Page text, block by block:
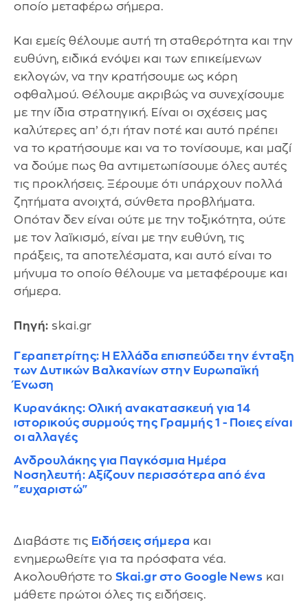
οποίο μεταφέρω σήμερα.
Και εμείς θέλουμε αυτή τη σταθερότητα και την
ευθύνη, ειδικά ενόψει και των επικείμενων
εκλογών, να την κρατήσουμε ως κόρη
οφθαλμού. Θέλουμε ακριβώς να συνεχίσουμε
με την ίδια στρατηγική. Είναι οι σχέσεις μας
καλύτερες απ’ ό,τι ήταν ποτέ και αυτό πρέπει
να το κρατήσουμε και να το τονίσουμε, και μαζί
να δούμε πως θα αντιμετωπίσουμε όλες αυτές
τις προκλήσεις. Ξέρουμε ότι υπάρχουν πολλά
ζητήματα ανοιχτά, σύνθετα προβλήματα.
Οπόταν δεν είναι ούτε με την τοξικότητα, ούτε
με τον λαϊκισμό, είναι με την ευθύνη, τις
πράξεις, τα αποτελέσματα, και αυτό είναι το
μήνυμα το οποίο θέλουμε να μεταφέρουμε και
σήμερα.
Πηγή: skai.gr
Γεραπετρίτης: Η Ελλάδα επισπεύδει την ένταξη
των Δυτικών Βαλκανίων στην Ευρωπαϊκή
Ένωση
Κυρανάκης: Ολική ανακατασκευή για 14
ιστορικούς συρμούς της Γραμμής 1 - Ποιες είναι
οι αλλαγές
Ανδρουλάκης για Παγκόσμια Ημέρα
Νοσηλευτή: Αξίζουν περισσότερα από ένα
"ευχαριστώ"
Διαβάστε τις Ειδήσεις σήμερα και
ενημερωθείτε για τα πρόσφατα νέα.
Ακολουθήστε το Skai.gr στο Google News και
μάθετε πρώτοι όλες τις ειδήσεις.